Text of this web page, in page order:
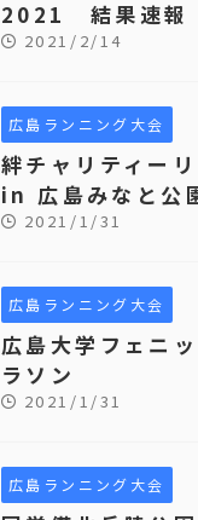
2021 結果速報
2021/2/14
広島ランニング大会
絆チャリティー
in 広島みなと公
2021/1/31
広島ランニング大会
広島大学フェニ
ラソン
2021/1/31
広島ランニング大会